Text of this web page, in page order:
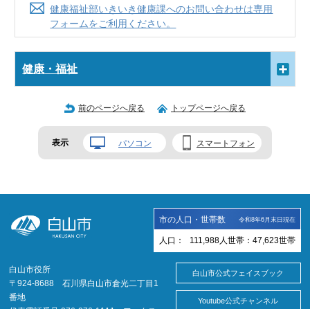
健康福祉部いきいき健康課へのお問い合わせは専用
フォームをご利用ください。
健康・福祉
前のページへ戻る トップページへ戻る
表示 パソコン スマートフォン
市の人口・世帯数 令和8年6月末日現在
人口： 111,988 人 世帯： 47,623世帯
白山市役所
〒924-8688 石川県白山市倉光二丁目1
番地
白山市公式フェイスブック
Youtube公式チャンネル